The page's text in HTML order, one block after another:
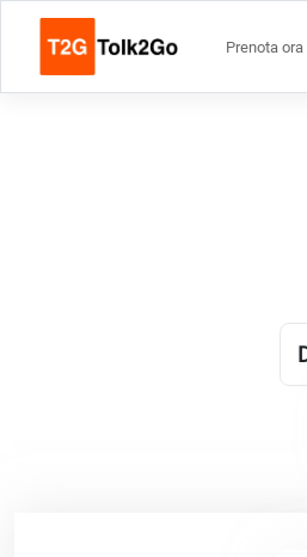
Prenota ora